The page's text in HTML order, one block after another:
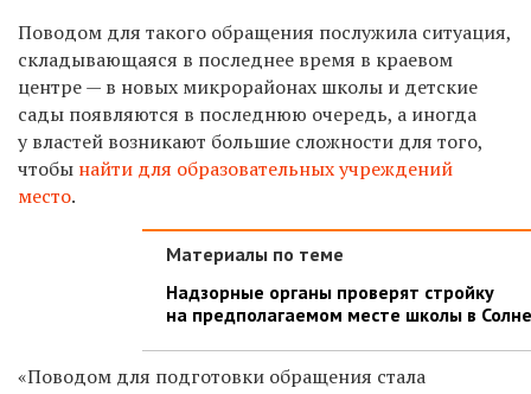
Поводом для такого обращения послужила ситуация,
складывающаяся в последнее время в краевом
центре — в новых микрорайонах школы и детские
сады появляются в последнюю очередь, а иногда
у властей возникают большие сложности для того,
чтобы найти для образовательных учреждений
место.
Материалы по теме
Надзорные органы проверят стройку
на предполагаемом месте школы в
«Поводом для подготовки обращения стала